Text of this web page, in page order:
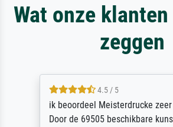
Wat onze
zeggen
4.5 / 5
ik beoordeel Meisterdrucke
Door de 69505 beschikbare